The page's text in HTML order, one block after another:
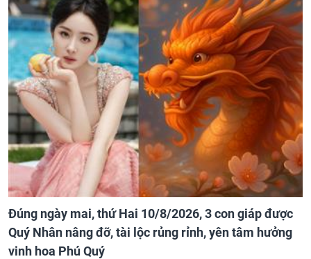
Đúng ngày mai, thứ Hai 10/8/2026, 3 con giáp được
Quý Nhân nâng đỡ, tài lộc rủng rỉnh, yên tâm hưởng
vinh hoa Phú Quý